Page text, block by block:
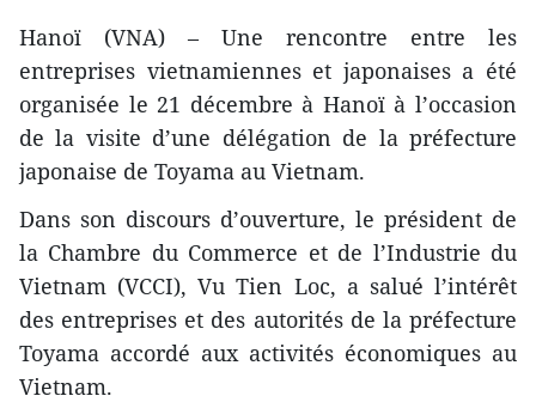
Hanoï (VNA) – Une rencontre entre les
entreprises vietnamiennes et japonaises a été
organisée le 21 décembre à Hanoï à l’occasion
de la visite d’une délégation de la préfecture
japonaise de Toyama au Vietnam.
Dans son discours d’ouverture, le président de
la Chambre du Commerce et de l’Industrie du
Vietnam (VCCI), Vu Tien Loc, a salué l’intérêt
des entreprises et des autorités de la préfecture
Toyama accordé aux activités économiques au
Vietnam.